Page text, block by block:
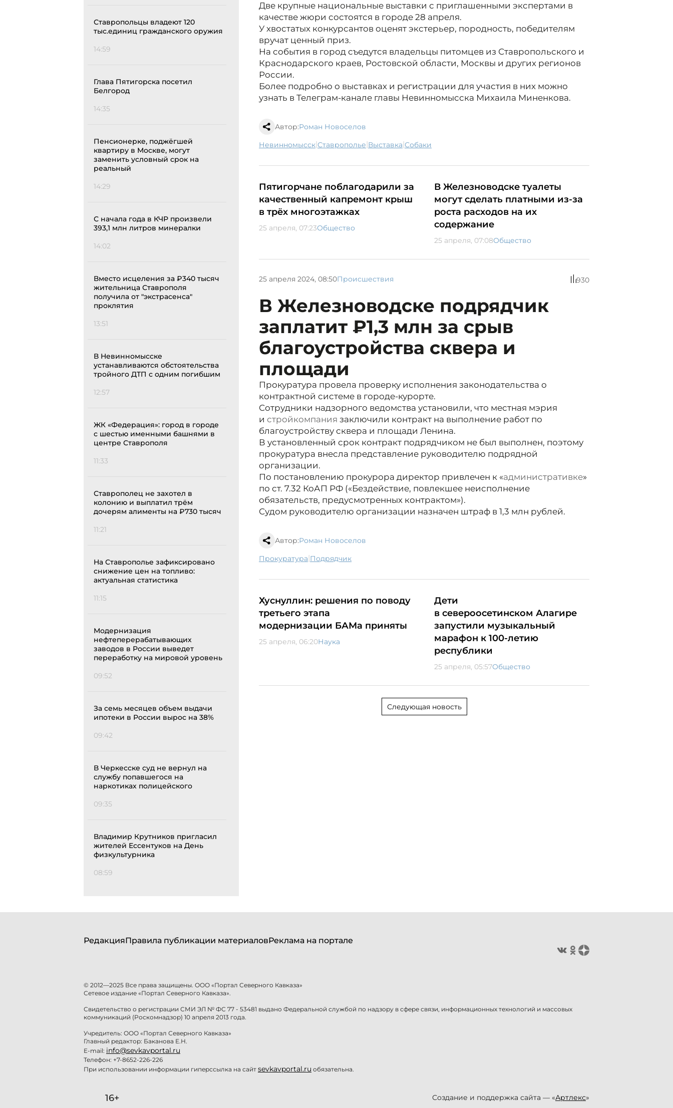
Ставропольцы владеют 120
тыс.единиц гражданского оружия
14:59
Глава Пятигорска посетил
Белгород
14:35
Пенсионерке, поджёгшей
квартиру в Москве, могут
заменить условный срок на
реальный
14:29
С начала года в КЧР произвели
393,1 млн литров минералки
14:02
Вместо исцеления за ₽340 тысяч
жительница Ставрополя
получила от "экстрасенса"
проклятия
13:51
В Невинномысске
устанавливаются обстоятельства
тройного ДТП с одним погибшим
12:57
ЖК «Федерация»: город в городе
с шестью именными башнями в
центре Ставрополя
11:33
Ставрополец не захотел в
колонию и выплатил трём
дочерям алименты на ₽730 тысяч
11:21
На Ставрополье зафиксировано
снижение цен на топливо:
актуальная статистика
11:15
Модернизация
нефтеперерабатывающих
заводов в России выведет
переработку на мировой уровень
09:52
За семь месяцев объем выдачи
ипотеки в России вырос на 38%
09:42
В Черкесске суд не вернул на
службу попавшегося на
наркотиках полицейского
09:35
Владимир Крутников пригласил
жителей Ессентуков на День
физкультурника
08:59
Две крупные национальные выставки с приглашенными экспертами в
качестве жюри состоятся в городе 28 апреля.
У хвостатых конкурсантов оценят экстерьер, породность, победителям
вручат ценный приз.
На события в город съедутся владельцы питомцев из Ставропольского и
Краснодарского краев, Ростовской области, Москвы и других регионов
России.
Более подробно о выставках и регистрации для участия в них можно
узнать в Телеграм-канале главы Невинномысска Михаила Миненкова.
Автор:Роман Новоселов
Невинномысск| Ставрополье| выставка| собаки
Пятигорчане поблагодарили за
качественный капремонт крыш
в трёх многоэтажках
25 апреля, 07:23Общество
В Железноводске туалеты
могут сделать платными из-за
роста расходов на их
содержание
25 апреля, 07:08Общество
25 апреля 2024, 08:50Происшествия 930
В Железноводске подрядчик
заплатит ₽1,3 млн за срыв
благоустройства сквера и
площади
Прокуратура провела проверку исполнения законодательства о
контрактной системе в городе-курорте.
Сотрудники надзорного ведомства установили, что местная мэрия
и стройкомпания заключили контракт на выполнение работ по
благоустройству сквера и площади Ленина.
В установленный срок контракт подрядчиком не был выполнен, поэтому
прокуратура внесла представление руководителю подрядной
организации.
По постановлению прокурора директор привлечен к «административке»
по ст. 7.32 КоАП РФ («Бездействие, повлекшее неисполнение
обязательств, предусмотренных контрактом»).
Судом руководителю организации назначен штраф в 1,3 млн рублей.
Автор:Роман Новоселов
прокуратура| подрядчик
Хуснуллин: решения по поводу
третьего этапа
модернизации БАМа приняты
25 апреля, 06:20Наука
Дети
в североосетинском Алагире
запустили музыкальный
марафон к 100-летию
республики
25 апреля, 05:57Общество
Следующая новость
РедакцияПравила публикации материаловРеклама на портале
© 2012—2025 Все права защищены. ООО «Портал Северного Кавказа»
Сетевое издание «Портал Северного Кавказа».
Свидетельство о регистрации СМИ ЭЛ № ФС 77 - 53481 выдано Федеральной службой по надзору в сфере связи, информационных технологий и массовых
коммуникаций (Роскомнадзор) 10 апреля 2013 года.
Учредитель: ООО «Портал Северного Кавказа»
Главный редактор: Баканова Е.Н.
E-mail: info@sevkavportal.ru
Телефон: +7-8652-226-226
При использовании информации гиперссылка на сайт sevkavportal.ru обязательна.
16+ Создание и поддержка сайта — «Артлекс»